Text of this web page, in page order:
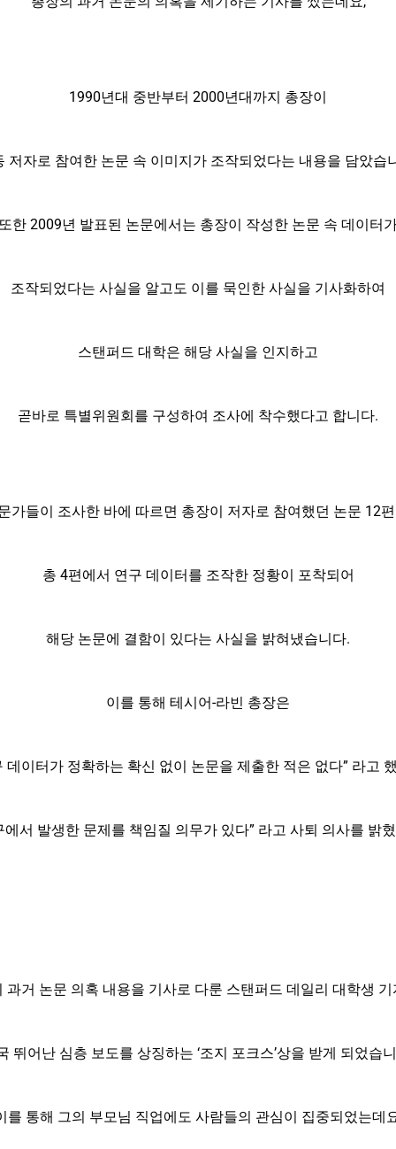
1990년대 중반부터 2000년대까지 총장이
저자로 참여한 논문 속 이미지가 조작되었다는 내용을 담았습
한 2009년 발표된 논문에서는 총장이 작성한 논문 속 데이터
조작되었다는 사실을 알고도 이를 묵인한 사실을 기사화하여
스탠퍼드 대학은 해당 사실을 인지하고
곧바로 특별위원회를 구성하여 조사에 착수했다고 합니다.
가들이 조사한 바에 따르면 총장이 저자로 참여했던 논문 12
총 4편에서 연구 데이터를 조작한 정황이 포착되어
해당 논문에 결함이 있다는 사실을 밝혀냈습니다.
이를 통해 테시어-라빈 총장은
데이터가 정확하는 확신 없이 논문을 제출한 적은 없다” 라고
에서 발생한 문제를 책임질 의무가 있다” 라고 사퇴 의사를 밝
과거 논문 의혹 내용을 기사로 다룬 스탠퍼드 데일리 대학생
뛰어난 심층 보도를 상징하는 ‘조지 포크스’상을 받게 되었습
를 통해 그의 부모님 직업에도 사람들의 관심이 집중되었는데